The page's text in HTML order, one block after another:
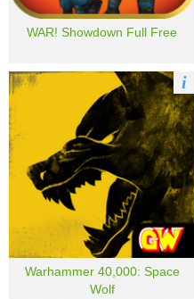
WAR! Showdown Full Free
Warhammer 40,000: Space
Wolf
i